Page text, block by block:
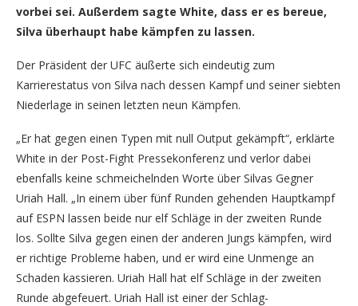
vorbei sei. Außerdem sagte White, dass er es bereue,
Silva überhaupt habe kämpfen zu lassen.
Der Präsident der UFC äußerte sich eindeutig zum
Karrierestatus von Silva nach dessen Kampf und seiner siebten
Niederlage in seinen letzten neun Kämpfen.
„Er hat gegen einen Typen mit null Output gekämpft“, erklärte
White in der Post-Fight Pressekonferenz und verlor dabei
ebenfalls keine schmeichelnden Worte über Silvas Gegner
Uriah Hall. „In einem über fünf Runden gehenden Hauptkampf
auf ESPN lassen beide nur elf Schläge in der zweiten Runde
los. Sollte Silva gegen einen der anderen Jungs kämpfen, wird
er richtige Probleme haben, und er wird eine Unmenge an
Schaden kassieren. Uriah Hall hat elf Schläge in der zweiten
Runde abgefeuert. Uriah Hall ist einer der Schlag-